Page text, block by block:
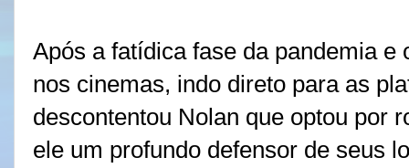
Após a fatídica fase da pandemia e
nos cinemas, indo direto para as
descontentou Nolan que optou por
ele um profundo defensor de seus